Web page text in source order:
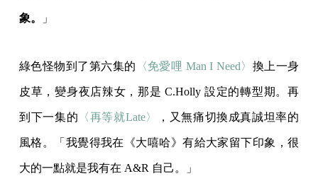
象。 」
綠色怪物到了第六集的 〈免愛哩 Man I Need〉 換上一身
皮草，變身夜店辣女，那是 C.Holly 設定的轉型期。再
到下一集的 〈再等就Late〉 ，又無痛切換成真誠坦率的
風格。「我覺得我在《大嘻哈》有給大家留下印象，很
大的一點就是我有在 A&R 自己。」